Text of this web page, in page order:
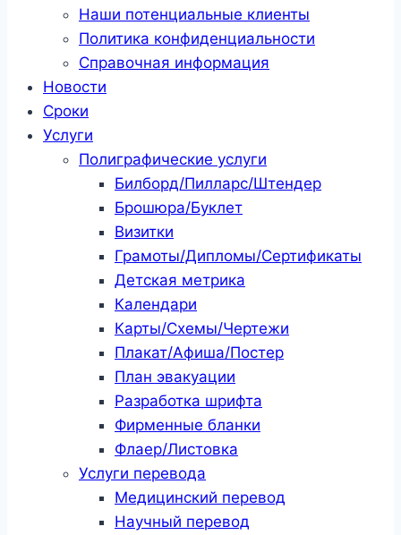
Наши потенциальные клиенты
Политика конфиденциальности
Справочная информация
Новости
Сроки
Услуги
Полиграфические услуги
Билборд/Пилларс/Штендер
Брошюра/Буклет
Визитки
Грамоты/Дипломы/Сертификаты
Детская метрика
Календари
Карты/Схемы/Чертежи
Плакат/Афиша/Постер
План эвакуации
Разработка шрифта
Фирменные бланки
Флаер/Листовка
Услуги перевода
Медицинский перевод
Научный перевод